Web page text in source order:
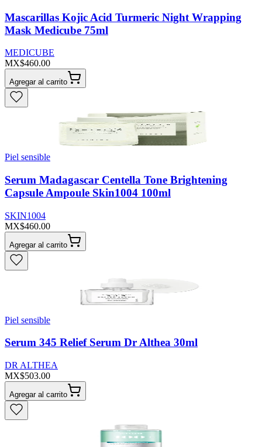
Mascarillas Kojic Acid Turmeric Night Wrapping
Mask Medicube 75ml
MEDICUBE
MX$460.00
Agregar al carrito
Piel sensible
Serum Madagascar Centella Tone Brightening
Capsule Ampoule Skin1004 100ml
SKIN1004
MX$460.00
Agregar al carrito
Piel sensible
Serum 345 Relief Serum Dr Althea 30ml
DR ALTHEA
MX$503.00
Agregar al carrito